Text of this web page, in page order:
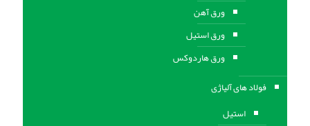
ورق آهن
ورق استيل
ورق هاردوکس
فولاد های آلیاژی
استیل